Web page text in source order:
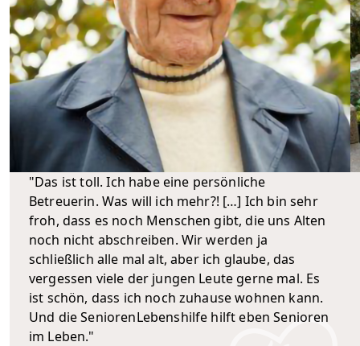
"Das ist toll. Ich habe eine persönliche
Betreuerin. Was will ich mehr?! […] Ich bin sehr
froh, dass es noch Menschen gibt, die uns Alten
noch nicht abschreiben. Wir werden ja
schließlich alle mal alt, aber ich glaube, das
vergessen viele der jungen Leute gerne mal. Es
ist schön, dass ich noch zuhause wohnen kann.
Und die SeniorenLebenshilfe hilft eben Senioren
im Leben."